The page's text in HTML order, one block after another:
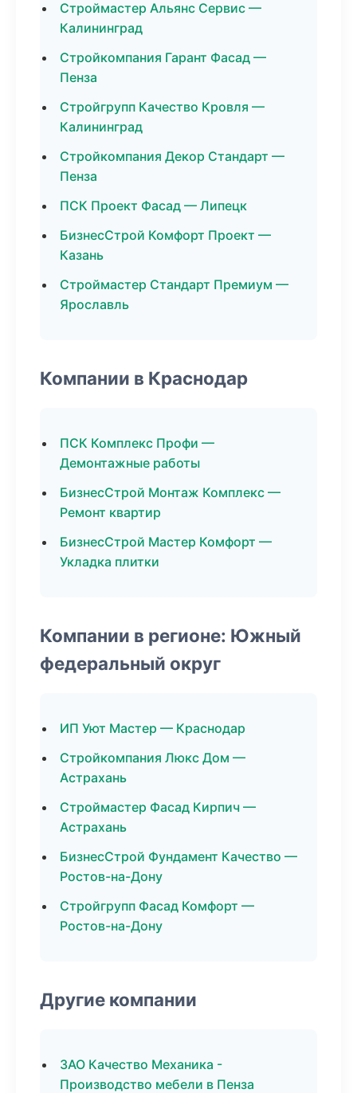
Строймастер Альянс Сервис —
Калининград
Стройкомпания Гарант Фасад —
Пенза
Стройгрупп Качество Кровля —
Калининград
Стройкомпания Декор Стандарт —
Пенза
ПСК Проект Фасад — Липецк
БизнесСтрой Комфорт Проект —
Казань
Строймастер Стандарт Премиум —
Ярославль
Компании в Краснодар
ПСК Комплекс Профи —
Демонтажные работы
БизнесСтрой Монтаж Комплекс —
Ремонт квартир
БизнесСтрой Мастер Комфорт —
Укладка плитки
Компании в регионе: Южный
федеральный округ
ИП Уют Мастер — Краснодар
Стройкомпания Люкс Дом —
Астрахань
Строймастер Фасад Кирпич —
Астрахань
БизнесСтрой Фундамент Качество —
Ростов-на-Дону
Стройгрупп Фасад Комфорт —
Ростов-на-Дону
Другие компании
ЗАО Качество Механика -
Производство мебели в Пенза